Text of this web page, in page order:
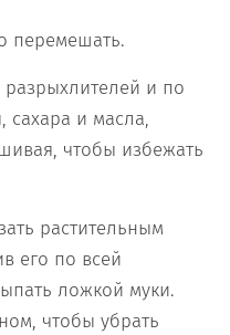
перемешать.
разрыхлителей и по
сахара и масла,
чтобы избежать
растительным
его по всей
ложкой муки.
чтобы убрать